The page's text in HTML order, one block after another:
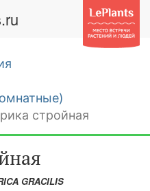
стройная
GRACILIS